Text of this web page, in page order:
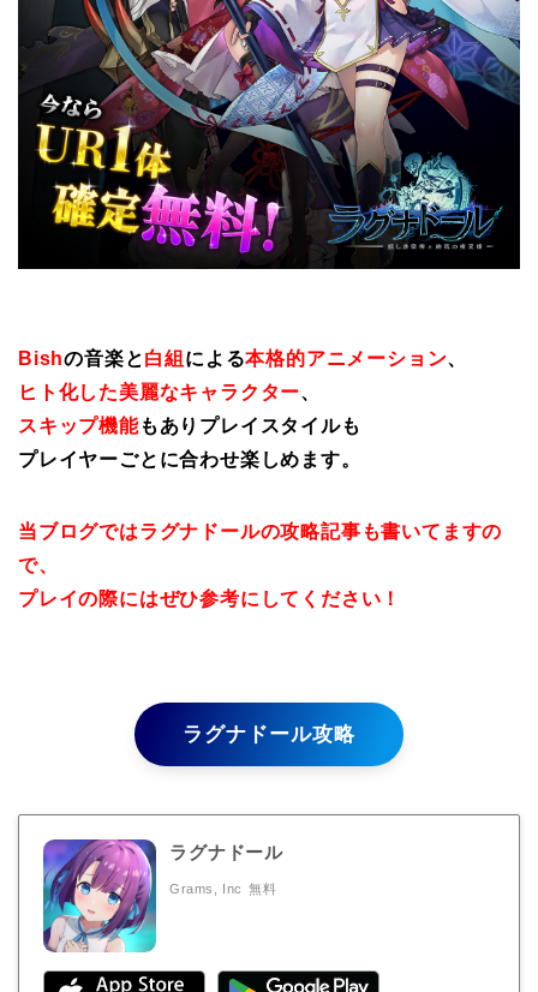
Bishの音楽と白組 による本格的アニメーション、
ヒト化した美麗なキャラクター、
スキップ機能もありプレイスタイルも
プレイヤーごとに合わせ楽しめます。
当ブログではラグナドールの攻略記事も書いてますの
で、
プレイの際にはぜひ参考にしてください！
ラグナドール攻略
ラグナドール
Grams, Inc 無料